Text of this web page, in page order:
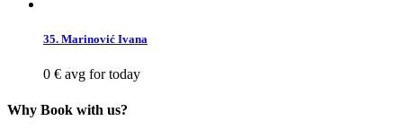
35. Marinović Ivana
0 € avg for today
Why Book with us?